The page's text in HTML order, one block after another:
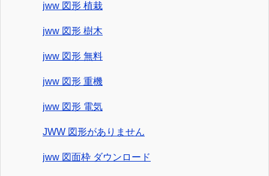
jww 図形 植栽
jww 図形 樹木
jww 図形 無料
jww 図形 重機
jww 図形 電気
JWW 図形がありません
jww 図面枠 ダウンロード